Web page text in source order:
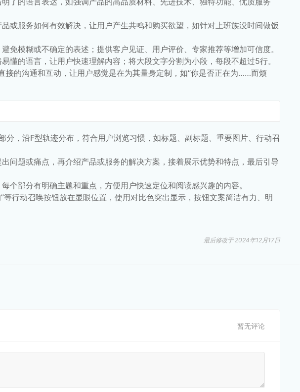
或服务如何有效解决，让用户产生共鸣和购买欲望，如针对上班族没时间做饭
免模糊或不确定的表述；提供客户见证、用户评价、专家推荐等增加可信度。
懂的语言，让用户快速理解内容；将大段文字分割为小段，每段不超过5行。
接的沟通和互动，让用户感觉是在为其量身定制，如“你是否正在为……而烦
分，沿F型轨迹分布，符合用户浏览习惯，如标题、副标题、重要图片、行动召
问题或痛点，再介绍产品或服务的解决方案，接着展示优势和特点，最后引导
个部分有明确主题和重点，方便用户快速定位和阅读感兴趣的内容。
”等行动召唤按钮放在显眼位置，使用对比色突出显示，按钮文案简洁有力、明
最后修改于 2024年12月17日
暂无评论